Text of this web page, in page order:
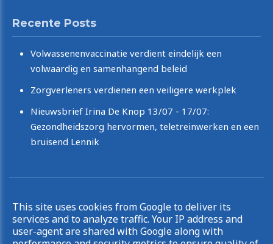
Recente Posts
Volwassenenvaccinatie verdient eindelijk een
volwaardig en samenhangend beleid
Zorgverleners verdienen een veiligere werkplek
Nieuwsbrief Irina De Knop 13/07 - 17/07:
Gezondheidszorg hervormen, teletreinwerken en een
bruisend Lennik
Privacy & Cookies | UP-TO-DATE WebDesign
This site uses cookies from Google to deliver its
services and to analyze traffic. Your IP address and
user-agent are shared with Google along with